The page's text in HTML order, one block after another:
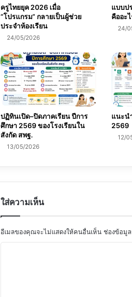
ครูไทยยุค 2026 เมื่อ
“โปรแกรม” กลายเป็นผู้ช่วย
ประจำห้องเรียน
24/05/2026
แบบป
คืออะ
24/
ปฏิทินเปิด–ปิดภาคเรียน ปีการ
ศึกษา 2569 ของโรงเรียนใน
สังกัด สพฐ.
13/05/2026
แนะน
2569
12/
ใส่ความเห็น
อีเมลของคุณจะไม่แสดงให้คนอื่นเห็น ช่องข้อมูล